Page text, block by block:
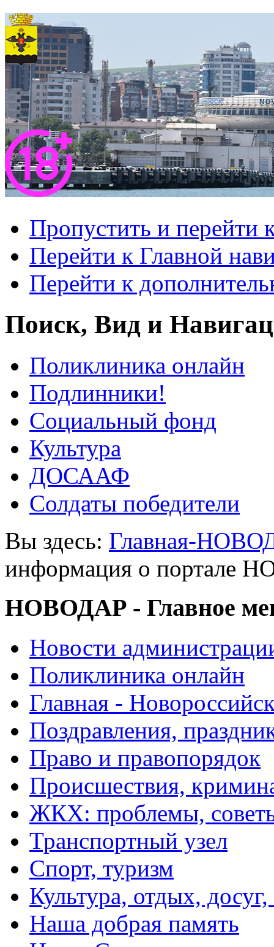
Пропустить и перейти
Перейти к Главной
Перейти к
Поиск, Вид и
Поликлиника онлайн
Подлинники!
Социальный фонд
Культура
ДОСААФ
Солдаты победители
Вы здесь: Главная-
информация о портале
НОВОДАР - Главное
Новости
Поликлиника онлайн
Главная -
Поздравления,
Право и правопорядок
Происшествия,
ЖКХ: проблемы,
Транспортный узел
Спорт, туризм
Культура, отдых,
Наша добрая память